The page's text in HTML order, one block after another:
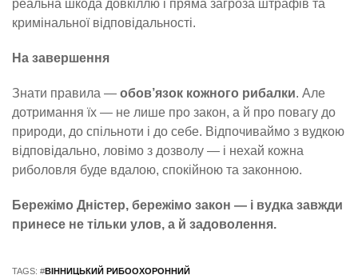
реальна шкода довкіллю і пряма загроза штрафів та
кримінальної відповідальності.
На завершення
Знати правила — обов’язок кожного рибалки. Але
дотримання їх — не лише про закон, а й про повагу до
природи, до спільноти і до себе. Відпочиваймо з вудкою
відповідально, ловімо з дозволу — і нехай кожна
риболовля буде вдалою, спокійною та законною.
Бережімо Дністер, бережімо закон — і вудка завжди
принесе не тільки улов, а й задоволення.
TAGS: #ВІННИЦЬКИЙ РИБООХОРОННИЙ